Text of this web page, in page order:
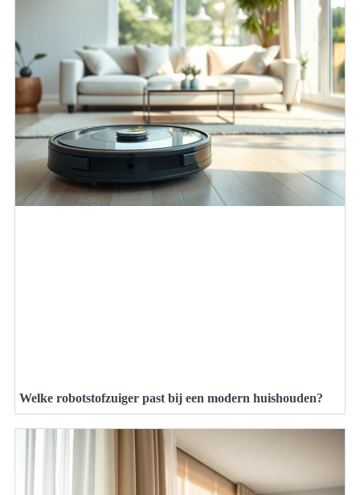
Welke robotstofzuiger past bij een modern huishouden?